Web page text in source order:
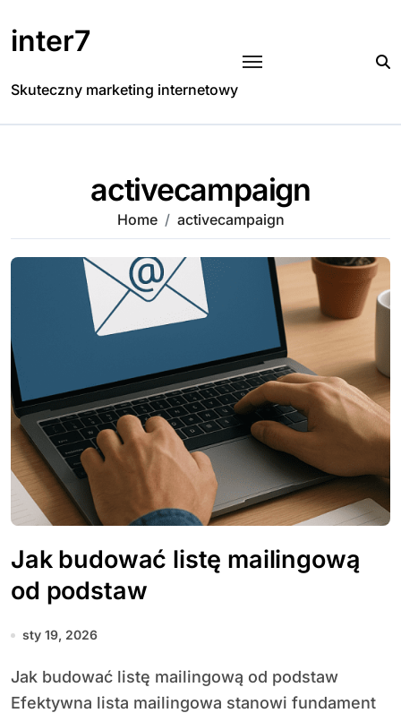
to
content
inter7
Skuteczny marketing internetowy
activecampaign
Home activecampaign
Jak budować listę mailingową
od podstaw
sty 19, 2026
Jak budować listę mailingową od podstaw
Efektywna lista mailingowa stanowi fundament